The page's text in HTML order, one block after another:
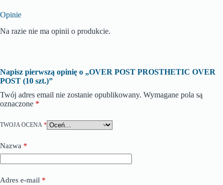
Opinie
Na razie nie ma opinii o produkcie.
Napisz pierwszą opinię o „OVER POST PROSTHETIC OVER
POST (10 szt.)”
Twój adres email nie zostanie opublikowany. Wymagane pola są
oznaczone *
TWOJA OCENA *
Nazwa *
Adres e-mail *